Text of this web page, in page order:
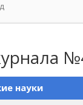
науки